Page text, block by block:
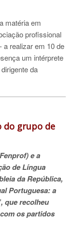
matéria em
profissional
a realizar em 10 de
um intérprete
da
do grupo de
e a
de Língua
da República,
Portuguesa: a
que recolheu
os partidos